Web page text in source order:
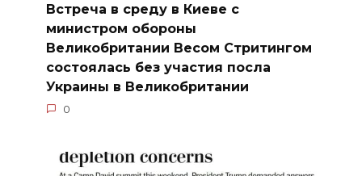
Встреча в среду в Киеве с
министром обороны
Великобритании Весом Стритингом
состоялась без участия посла
Украины в Великобритании
0